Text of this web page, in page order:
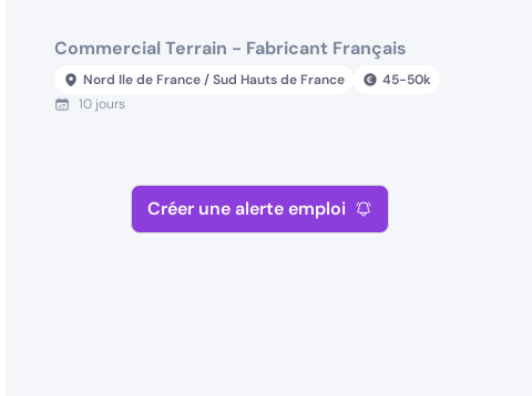
Commercial Terrain - Fabricant Français
Nord Ile de France / Sud Hauts de France 45-50k
10 jours
Créer une alerte emploi